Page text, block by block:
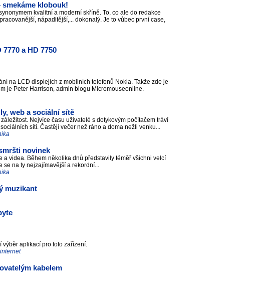
smekáme klobouk!
kvalitní a moderní skříně. To, co ale do redakce
nápaditější,... dokonalý. Je to vůbec první case,
a HD 7750
na LCD displejích z mobilních telefonů Nokia. Takže zde je
je Peter Harrison, admin blogu Micromouseonline.
web a sociální sítě
Nejvíce času uživatelé s dotykovým počítačem tráví
sítí. Častěji večer než ráno a doma nežli venku...
novinek
videa. Během několika dnů představily téměř všichni velcí
se na ty nejzajímavější a rekordní...
muzikant
výběr aplikací pro toto zařízení.
kabelem